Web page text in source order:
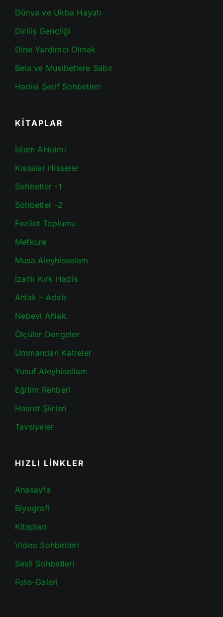
Dünya ve Ukba Hayatı
Diriliş Gençliği
Dine Yardımcı Olmak
Bela ve Musibetlere Sabır
Hadisi Şerif Sohbetleri
KİTAPLAR
İslam Ahkamı
Kıssalar Hisseler
Sohbetler -1
Sohbetler -2
Fazilet Toplumu
Mefkure
Musa Aleyhisselam
İzahlı Kırk Hadis
Ahlak – Adab
Nebevi Ahlak
Ölçüler Dengeler
Ummandan Katreler
Yusuf Aleyhisellam
Eğitim Rehberi
Hasret Şiirleri
Tavsiyeler
HIZLI LİNKLER
Anasayfa
Biyografi
Kitapları
Video Sohbetleri
Sesli Sohbetleri
Foto-Galeri